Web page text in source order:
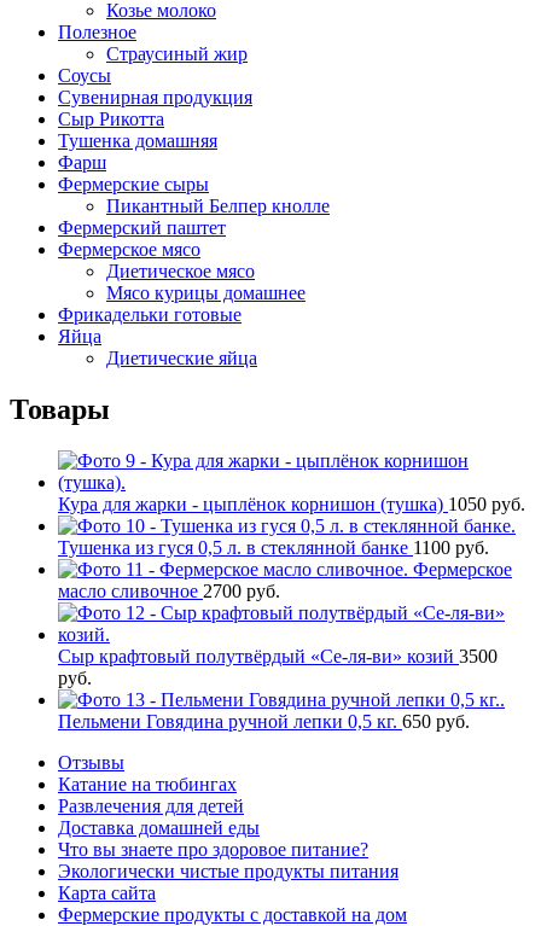
Козье молоко
Полезное
Страусиный жир
Соусы
Сувенирная продукция
Сыр Рикотта
Тушенка домашняя
Фарш
Фермерские сыры
Пикантный Белпер кнолле
Фермерский паштет
Фермерское мясо
Диетическое мясо
Мясо курицы домашнее
Фрикадельки готовые
Яйца
Диетические яйца
Товары
Кура для жарки - цыплёнок корнишон (тушка) 1050 руб.
Тушенка из гуся 0,5 л. в стеклянной банке 1100 руб.
Фермерское
масло сливочное 2700 руб.
Сыр крафтовый полутвёрдый «Се-ля-ви» козий 3500
руб.
Пельмени Говядина ручной лепки 0,5 кг. 650 руб.
Отзывы
Катание на тюбингах
Развлечения для детей
Доставка домашней еды
Что вы знаете про здоровое питание?
Экологически чистые продукты питания
Карта сайта
Фермерские продукты с доставкой на дом